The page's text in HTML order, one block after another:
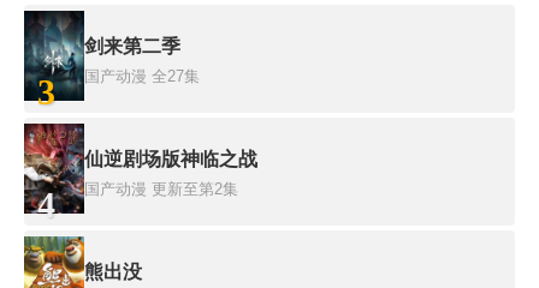
3
剑来第二季
国产动漫 全27集
4
仙逆剧场版神临之战
国产动漫 更新至第2集
熊出没